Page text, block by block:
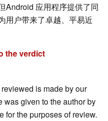
Android 应用程序提供了同
用户带来了卓越、平易近
the verdict
is made by our
was given to the author by
for the purposes of review.